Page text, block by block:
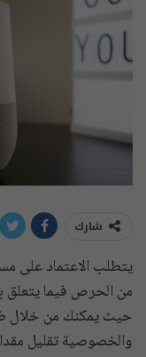
شارك
يتطلب الاعتماد على
من الحرص فيما يتعلق
حيث يمكنك من خلال
والخصوصية تقليل